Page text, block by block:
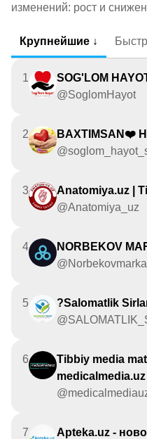
изменений: рост и
Крупнейшие ↓
1
SOG'LOM
@SoglomHayot
2
BAXTIMSAN❤️
3
Anatomiya.uz |
@Anatomiya_uz
4
NORBEKOV
5
?Salomatlik
6
Tibbiy media
medicalmedia.uz
7
Apteka.uz -